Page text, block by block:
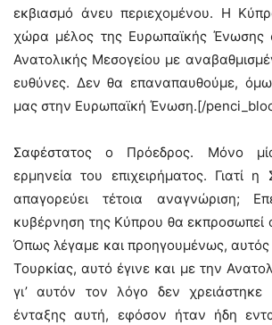
εκβιασμό άνευ περιεχομένου. Η
χώρα μέλος της Ευρωπαϊκής Ένωσης
Ανατολικής Μεσογείου με
ευθύνες. Δεν θα επαναπαυθούμε,
μας στην Ευρωπαϊκή Ένωση.[/
Σαφέστατος ο Πρόεδρος. Μόνο
ερμηνεία του επιχειρήματος. Γιατί
απαγορεύει τέτοια αναγνώριση;
κυβέρνηση της Κύπρου θα εκπροσωπεί
Όπως λέγαμε και προηγουμένως, αυτός
Τουρκίας, αυτό έγινε και με την
γι’ αυτόν τον λόγο δεν χρειάστηκε
ένταξης αυτή, εφόσον ήταν ήδη